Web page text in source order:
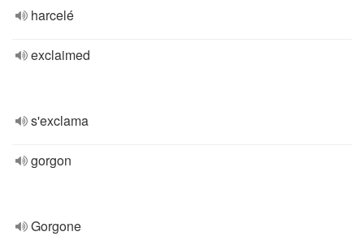
harcelé
exclaimed
s'exclama
gorgon
Gorgone